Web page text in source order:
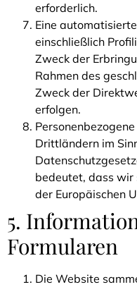
erforderlich.
Eine
einschließlich
Zweck der
Rahmen des
Zweck der
erfolgen.
Drittländern im
bedeutet, dass wir
der Europäischen
5.
Formularen
Die Website